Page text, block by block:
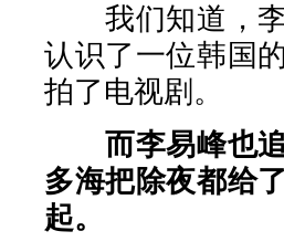
我们知道，李
认识了一位韩国
拍了电视剧。
而李易峰也
多海把除夜都给
起。